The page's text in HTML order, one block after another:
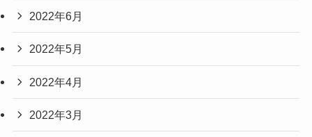
2022年6月
2022年5月
2022年4月
2022年3月